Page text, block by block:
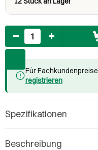
Anzahl
Für Fachkundenpreise
registrieren
Spezifikationen
Beschreibung